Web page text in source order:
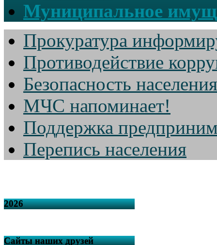
Муниципальное
Прокуратура
Противодействие
Безопасность населения
МЧС напоминает!
Поддержка
Перепись населения
2026
Сайты наших друзей